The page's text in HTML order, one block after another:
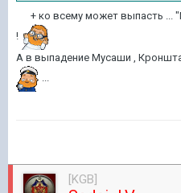
+ ко всему может выпасть ...
!
А в выпадение Мусаши ,
...
[KGB]